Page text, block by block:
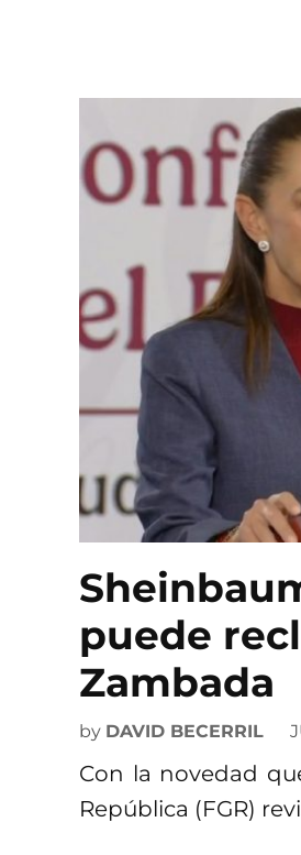
puede
Zambada
by DAVID BECERRIL
Con la novedad
República (FGR)